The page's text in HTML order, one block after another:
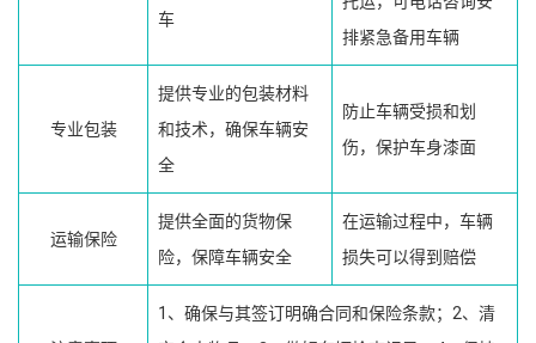
车
排紧急备用车辆
专业包装
提供专业的包装材料
和技术，确保车辆安
全
防止车辆受损和划
伤，保护车身漆面
运输保险
提供全面的货物保
险，保障车辆安全
在运输过程中，车辆
损失可以得到赔偿
1、确保与其签订明确合同和保险条款；2、清